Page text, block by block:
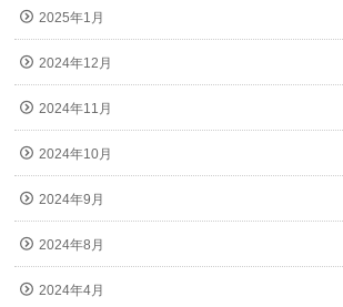
2025年1月
2024年12月
2024年11月
2024年10月
2024年9月
2024年8月
2024年4月